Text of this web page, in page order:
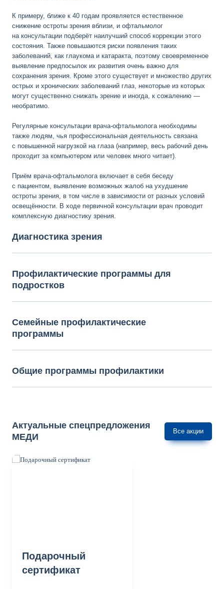
К примеру, ближе к 40 годам проявляется естественное
снижение остроты зрения вблизи, и офтальмолог
на консультации подберёт наилучший способ коррекции этого
состояния. Также повышаются риски появления таких
заболеваний, как глаукома и катаракта, поэтому своевременное
выявление предпосылок их развития очень важно для
сохранения зрения. Кроме этого существует и множество других
острых и хронических заболеваний глаз, некоторые из которых
могут существенно снижать зрение и иногда, к сожалению —
необратимо.
Регулярные консультации врача-офтальмолога необходимы
также людям, чья профессиональная деятельность связана
с повышенной нагрузкой на глаза (например, весь рабочий день
проходит за компьютером или человек много читает).
Приём врача-офтальмолога включает в себя беседу
с пациентом, выявление возможных жалоб на ухудшение
остроты зрения, в том числе в зависимости от разных условий
освещённости. В ходе первичной консультации врач проводит
комплексную диагностику зрения.
Диагностика зрения
Профилактические программы для
подростков
Семейные профилактические
программы
Общие программы профилактики
Актуальные спецпредложения
МЕДИ
Все акции
Подарочный
сертификат